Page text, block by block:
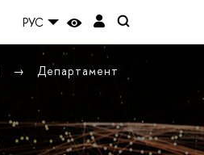
РУС
Департамент